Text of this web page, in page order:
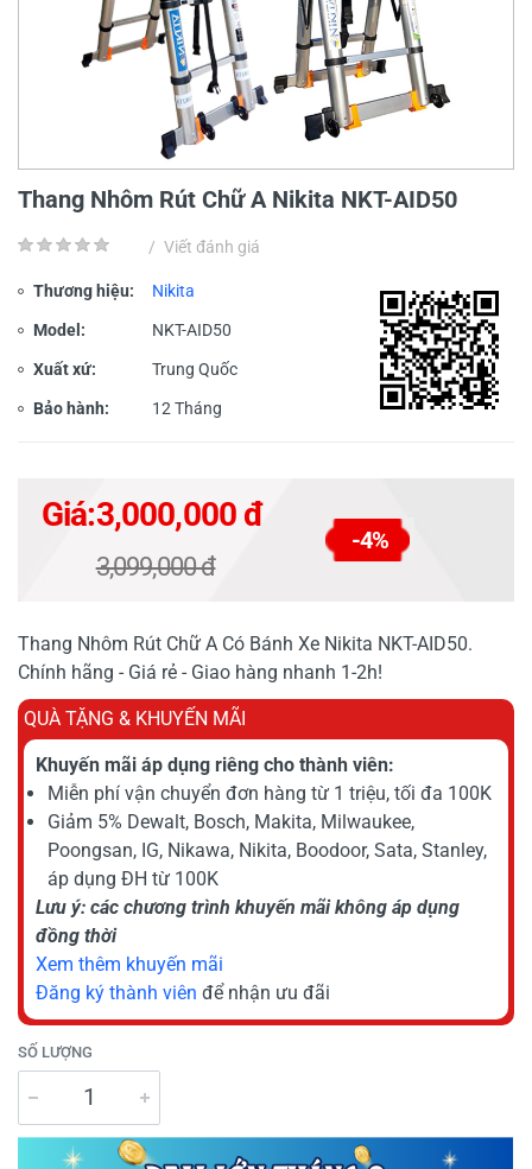
Thang Nhôm Rút Chữ A Nikita NKT-AID50
/ Viết đánh giá
Thương hiệu: Nikita
Model: NKT-AID50
Xuất xứ: Trung Quốc
Bảo hành: 12 Tháng
Giá:3,000,000 đ
3,099,000 đ
-4%
Thang Nhôm Rút Chữ A Có Bánh Xe Nikita NKT-AID50.
Chính hãng - Giá rẻ - Giao hàng nhanh 1-2h!
QUÀ TẶNG & KHUYẾN MÃI
Khuyến mãi áp dụng riêng cho thành viên:
Miễn phí vận chuyển đơn hàng từ 1 triệu, tối đa 100K
Giảm 5% Dewalt, Bosch, Makita, Milwaukee,
Poongsan, IG, Nikawa, Nikita, Boodoor, Sata, Stanley,
áp dụng ĐH từ 100K
Lưu ý: các chương trình khuyến mãi không áp dụng
đồng thời
Xem thêm khuyến mãi
Đăng ký thành viên để nhận ưu đãi
SỐ LƯỢNG